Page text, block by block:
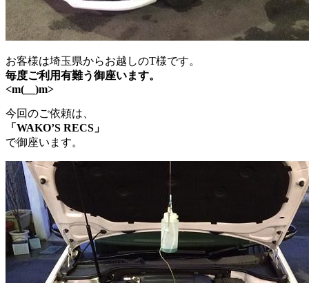
お客様は埼玉県からお越しのT様です。
毎度ご利用有難う御座います。
<m(__)m>
今回のご依頼は、
「WAKO’S RECS」
で御座います。